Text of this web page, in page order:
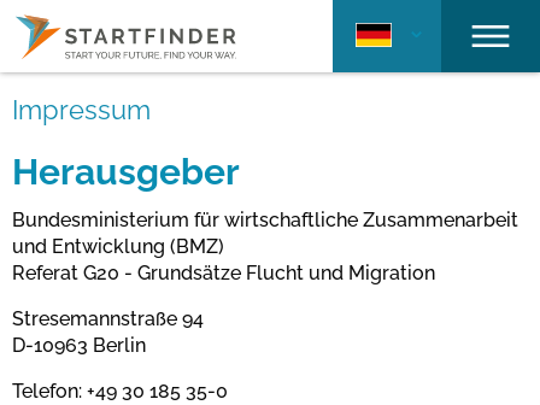
Impressum
Herausgeber
Bundesministerium für wirtschaftliche Zusammenarbeit
und Entwicklung (BMZ)
Referat G20 - Grundsätze Flucht und Migration
Stresemannstraße 94
D-10963 Berlin
Telefon: +49 30 185 35-0